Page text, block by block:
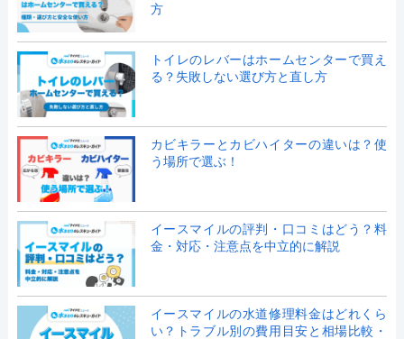
方
トイレのレバーはホームセンターで買え
る？失敗しない選び方と直し方
カビキラーとカビハイターの違いは？使
う場所で選ぶ！
イースマイルの評判・口コミはどう？料
金・対応・注意点を中立的に解説
イースマイルの水道修理料金はどれくら
い？トラブル別の費用目安と相場比較・